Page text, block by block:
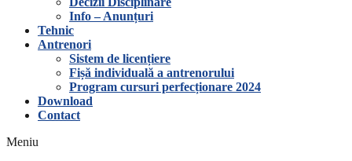
Info – Anunțuri
Tehnic
Antrenori
Sistem de licențiere
Fișă individuală a antrenorului
Program cursuri perfecționare 2024
Download
Contact
Meniu